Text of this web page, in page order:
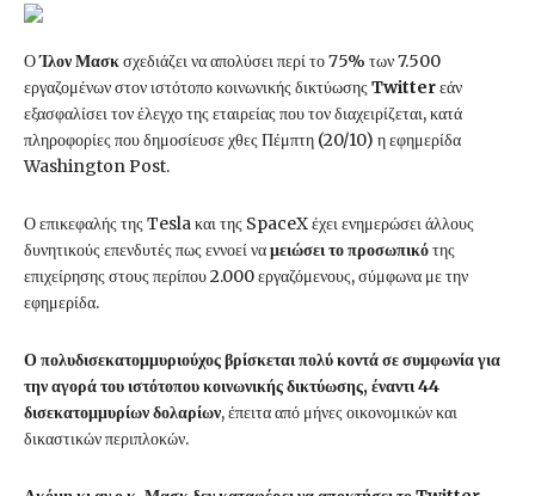
ΟΊλον Μασκσχεδιάζει να απολύσει περί το 75% των 7.500
εργαζομένων στον ιστότοπο κοινωνικής δικτύωσης Twitterεάν
εξασφαλίσει τον έλεγχο της εταιρείας που τον διαχειρίζεται, κατά
πληροφορίες που δημοσίευσε χθες Πέμπτη (20/10) η εφημερίδα
Washington Post.
Ο επικεφαλής της Tesla και της SpaceX έχει ενημερώσει άλλους
δυνητικούς επενδυτές πως εννοεί ναμειώσει το προσωπικότης
επιχείρησης στους περίπου 2.000 εργαζόμενους, σύμφωνα με την
εφημερίδα.
Ο πολυδισεκατομμυριούχος βρίσκεται πολύ κοντά σε συμφωνία για
την αγορά του ιστότοπου κοινωνικής δικτύωσης, έναντι 44
δισεκατομμυρίων δολαρίων, έπειτα από μήνες οικονομικών και
δικαστικών περιπλοκών.